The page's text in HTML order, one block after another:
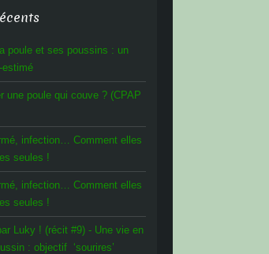
poule et ses poussins : un
estimé
une poule qui couve ? (CPAP
infection… Comment elles
seules !
infection… Comment elles
seules !
Luky ! (récit #9) - Une vie en
: objectif ‘sourires’